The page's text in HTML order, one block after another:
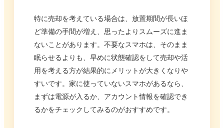
特に売却を考えている場合は、放置期間が長いほ
ど準備の手間が増え、思ったよりスムーズに進ま
ないことがあります。不要なスマホは、そのまま
眠らせるよりも、早めに状態確認をして売却や活
用を考える方が結果的にメリットが大きくなりや
すいです。家に使っていないスマホがあるなら、
まずは電源が入るか、アカウント情報を確認でき
るかをチェックしてみるのがおすすめです。